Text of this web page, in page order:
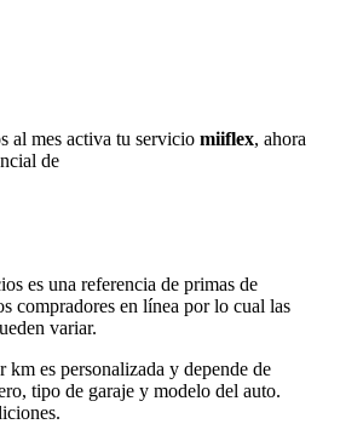
al mes activa tu servicio miiflex, ahora
de
es una referencia de primas de
compradores en línea por lo cual las
variar.
km es personalizada y depende de
tipo de garaje y modelo del auto.